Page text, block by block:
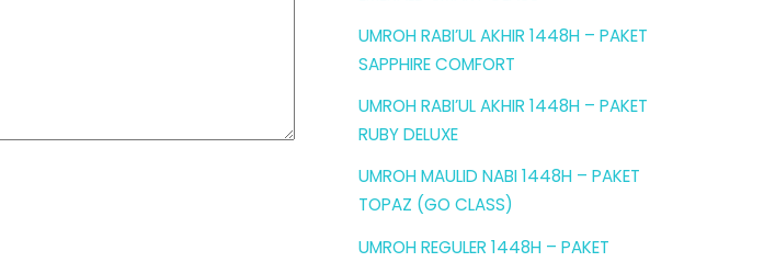
UMROH RABI’UL AKHIR 1448H – PAKET
SAPPHIRE COMFORT
UMROH RABI’UL AKHIR 1448H – PAKET
RUBY DELUXE
UMROH MAULID NABI 1448H – PAKET
TOPAZ (GO CLASS)
UMROH REGULER 1448H – PAKET